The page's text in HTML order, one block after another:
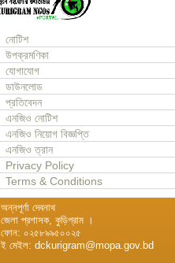
নোটিশ
উপক্রমণিকা
যোগাযোগ
ডাউনলোড
প্রতিবেদন
এনজিও নোটিশ
এনজিও নিয়োগ বিজ্ঞপ্তি
এনজিও ত্রান
Privacy Policy
Terms & Conditions
অন্নপূর্ণা দেবনাথ
জেলা প্রশাসক, কুড়িগ্রাম ।
ফোন: ০২৫৮৯৯৫০০২৫
ই মেইল: dckurigram@mopa.gov.bd